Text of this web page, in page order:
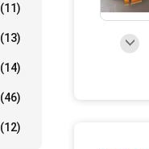
(11)
(13)
(14)
(46)
(12)